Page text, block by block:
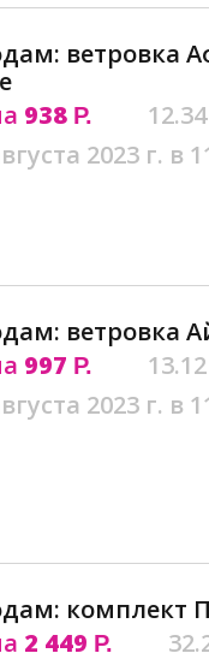
ветровка
938 Р.
2023 г. в
ветровка
997 Р.
2023 г. в
комплект
2 449 Р.